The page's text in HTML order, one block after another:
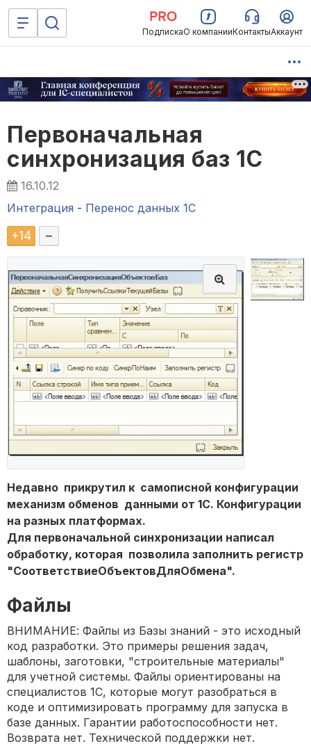
ПодпискаО компанииКонтактыАккаунт
Первоначальная
синхронизация баз 1С
16.10.12
Интеграция - Перенос данных 1C
+14 –
Недавно прикрутил к самописной конфигурации
механизм обменов данными от 1С. Конфигурации
на разных платформах.
Для первоначальной синхронизации написал
обработку, которая позволила заполнить регистр
"СоответствиеОбъектовДляОбмена".
Файлы
ВНИМАНИЕ: Файлы из Базы знаний - это исходный
код разработки. Это примеры решения задач,
шаблоны, заготовки, "строительные материалы"
для учетной системы. Файлы ориентированы на
специалистов 1С, которые могут разобраться в
коде и оптимизировать программу для запуска в
базе данных. Гарантии работоспособности нет.
Возврата нет. Технической поддержки нет.